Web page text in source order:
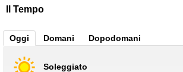
Il Tempo
Oggi Domani Dopodomani
Soleggiato